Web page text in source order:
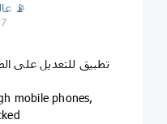
عالم الأندرويد | #رامي_تك 📡
تطبيق للتعديل على
mobile phones,